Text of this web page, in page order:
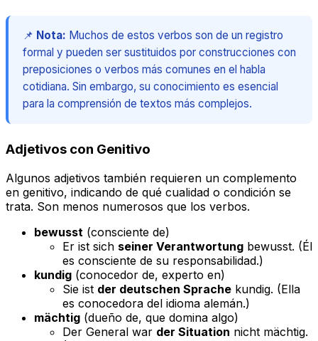
📌 Nota: Muchos de estos verbos son de un registro
formal y pueden ser sustituidos por construcciones con
preposiciones o verbos más comunes en el habla
cotidiana. Sin embargo, su conocimiento es esencial
para la comprensión de textos más complejos.
Adjetivos con Genitivo
Algunos adjetivos también requieren un complemento
en genitivo, indicando de qué cualidad o condición se
trata. Son menos numerosos que los verbos.
bewusst (consciente de)
Er ist sich seiner Verantwortung bewusst. (Él
es consciente de su responsabilidad.)
kundig (conocedor de, experto en)
Sie ist der deutschen Sprache kundig. (Ella
es conocedora del idioma alemán.)
mächtig (dueño de, que domina algo)
Der General war der Situation nicht mächtig.